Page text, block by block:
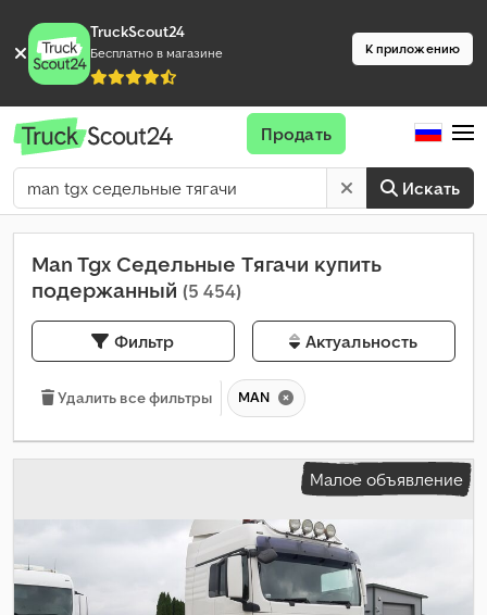
TruckScout24
Бесплатно в магазине К приложению
Искать
Продать
Man Tgx Седельные Тягачи купить
подержанный (5 454)
Фильтр Актуальность
Удалить все фильтры MAN
Малое объявление